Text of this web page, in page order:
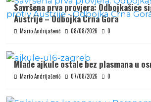
Savršena prva provjera: Odbojkašice
Austrije – Odbojka Crna Gora
Mario Andrijašević 08/08/2026 0
Mlade ajkule ostale bez plasmana u
Mario Andrijašević 07/08/2026 0